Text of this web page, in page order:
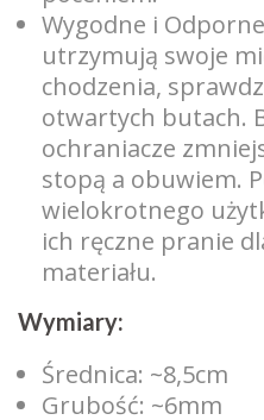
Wygodne i
utrzymują swoje
chodzenia,
otwartych butach.
ochraniacze
stopą a obuwiem.
wielokrotnego
ich ręczne pranie
materiału.
Wymiary:
Średnica: ~8,5cm
Grubość: ~6mm